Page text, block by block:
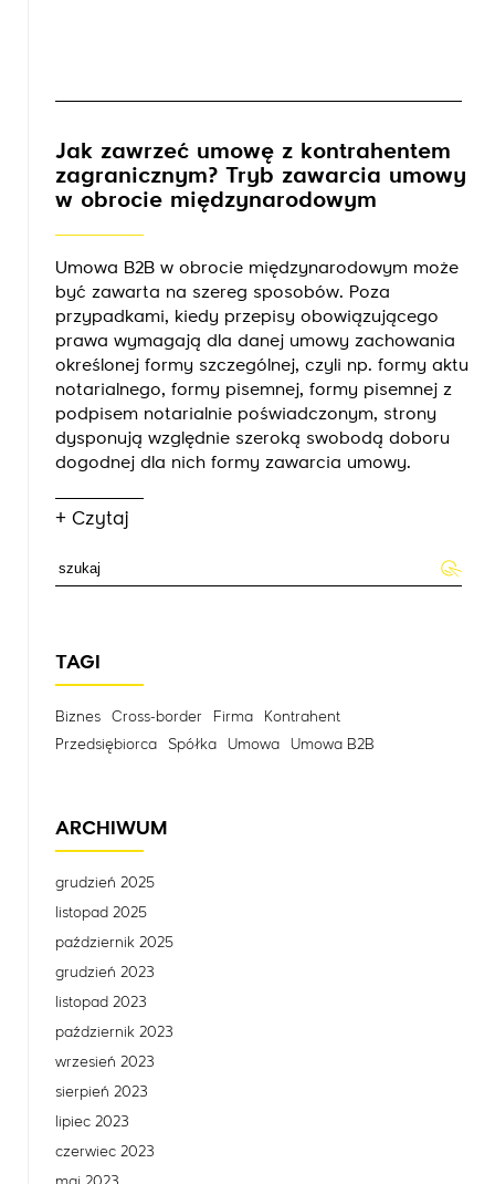
Jak zawrzeć umowę z kontrahentem
zagranicznym? Tryb zawarcia umowy
w obrocie międzynarodowym
Umowa B2B w obrocie międzynarodowym może
być zawarta na szereg sposobów. Poza
przypadkami, kiedy przepisy obowiązującego
prawa wymagają dla danej umowy zachowania
określonej formy szczególnej, czyli np. formy aktu
notarialnego, formy pisemnej, formy pisemnej z
podpisem notarialnie poświadczonym, strony
dysponują względnie szeroką swobodą doboru
dogodnej dla nich formy zawarcia umowy.
+ Czytaj
TAGI
Biznes Cross-border Firma
Kontrahent
Przedsiębiorca
Spółka Umowa Umowa B2B
ARCHIWUM
grudzień 2025
listopad 2025
październik 2025
grudzień 2023
listopad 2023
październik 2023
wrzesień 2023
sierpień 2023
lipiec 2023
czerwiec 2023